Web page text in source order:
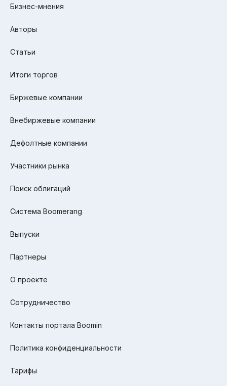
Бизнес-мнения
Авторы
Статьи
Итоги торгов
Биржевые компании
Внебиржевые компании
Дефолтные компании
Участники рынка
Поиск облигаций
Система Boomerang
Выпуски
Партнеры
О проекте
Сотрудничество
Контакты портала Boomin
Политика конфиденциальности
Тарифы